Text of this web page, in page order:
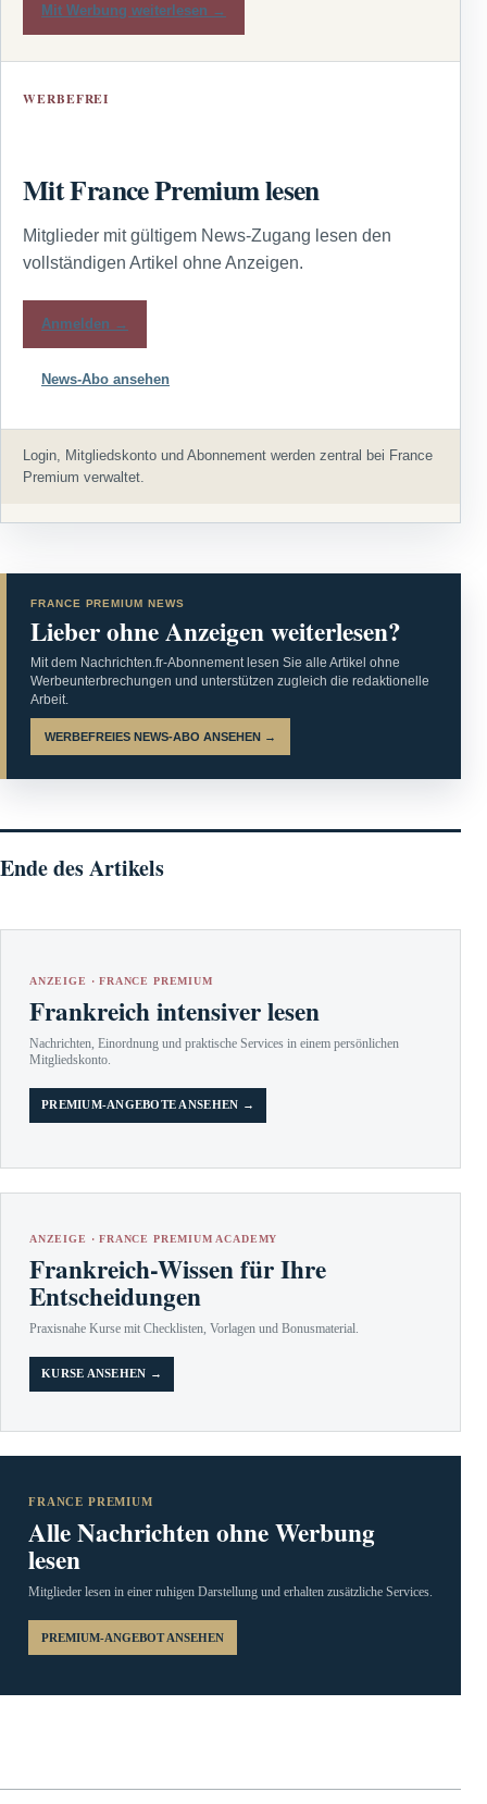
Mit Werbung weiterlesen →
WERBEFREI
Mit France Premium lesen
Mitglieder mit gültigem News-Zugang lesen den
vollständigen Artikel ohne Anzeigen.
Anmelden →
News-Abo ansehen
Login, Mitgliedskonto und Abonnement werden zentral bei France
Premium verwaltet.
FRANCE PREMIUM NEWS
Lieber ohne Anzeigen weiterlesen?
Mit dem Nachrichten.fr-Abonnement lesen Sie alle Artikel ohne
Werbeunterbrechungen und unterstützen zugleich die redaktionelle
Arbeit.
WERBEFREIES NEWS-ABO ANSEHEN →
Ende des Artikels
ANZEIGE · FRANCE PREMIUM
Frankreich intensiver lesen
Nachrichten, Einordnung und praktische Services in einem persönlichen
Mitgliedskonto.
PREMIUM-ANGEBOTE ANSEHEN →
ANZEIGE · FRANCE PREMIUM ACADEMY
Frankreich-Wissen für Ihre
Entscheidungen
Praxisnahe Kurse mit Checklisten, Vorlagen und Bonusmaterial.
KURSE ANSEHEN →
FRANCE PREMIUM
Alle Nachrichten ohne Werbung
lesen
Mitglieder lesen in einer ruhigen Darstellung und erhalten zusätzliche Services.
PREMIUM-ANGEBOT ANSEHEN